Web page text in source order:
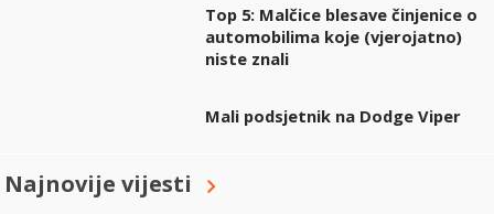
Top 5: Malčice blesave činjenice o
automobilima koje (vjerojatno)
niste znali
Mali podsjetnik na Dodge Viper
Najnovije vijesti